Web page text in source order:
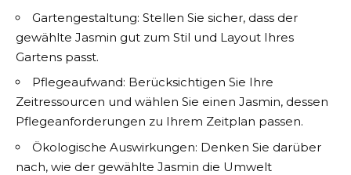
Gartengestaltung: Stellen Sie sicher, dass der
gewählte Jasmin gut zum Stil und Layout Ihres
Gartens passt.
Pflegeaufwand: Berücksichtigen Sie Ihre
Zeitressourcen und wählen Sie einen Jasmin, dessen
Pflegeanforderungen zu Ihrem Zeitplan passen.
Ökologische Auswirkungen: Denken Sie darüber
nach, wie der gewählte Jasmin die Umwelt